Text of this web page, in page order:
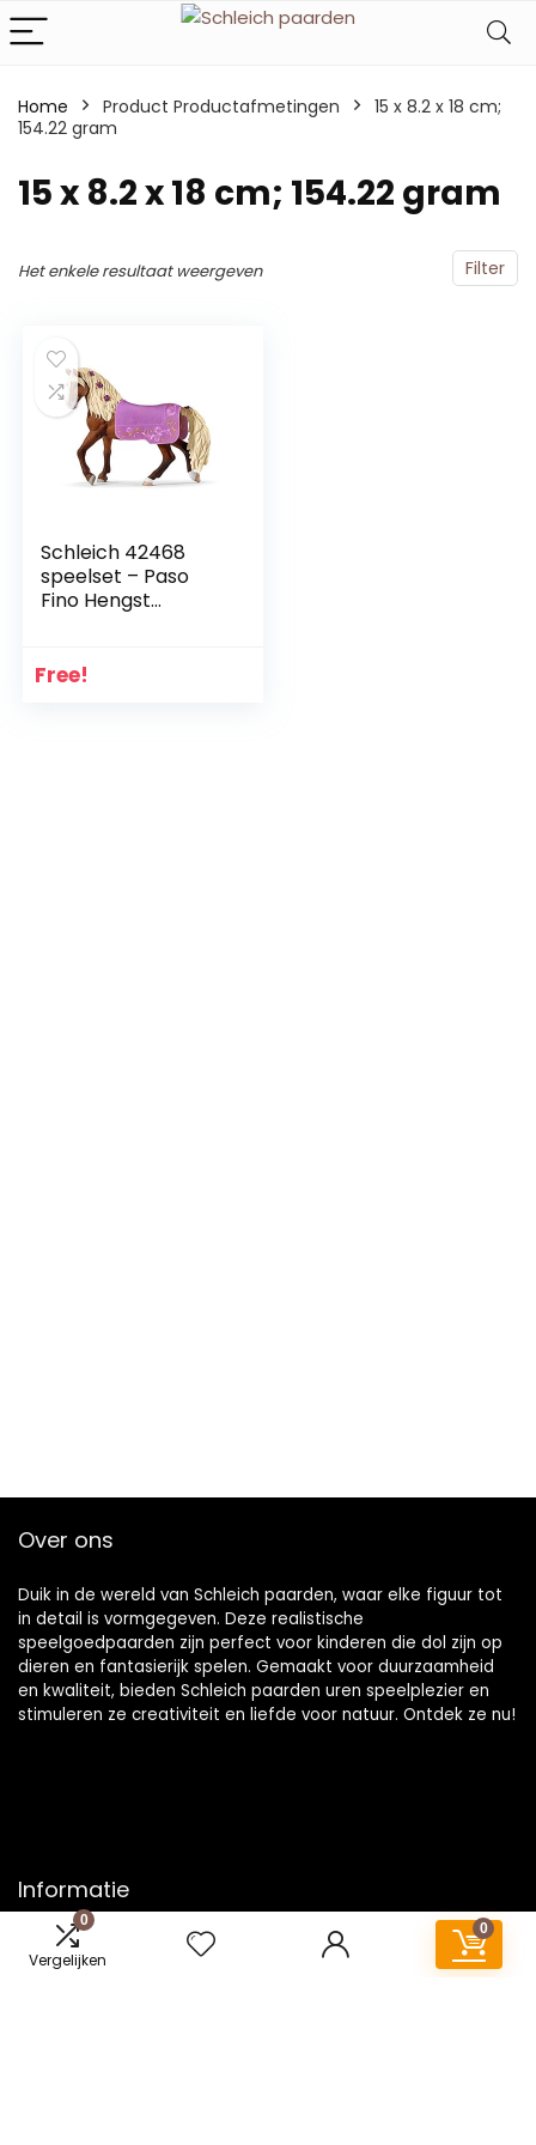
0
Vergelijken
0
Home Product Productafmetingen
‎15 x 8.2 x 18 cm;
154.22 gram
‎15 x 8.2 x 18 cm; 154.22 gram
Filter
Het enkele resultaat weergeven
Schleich 42468
speelset – Paso
Fino Hengst
Free!
Over ons
Duik in de wereld van Schleich paarden, waar elke figuur tot
in detail is vormgegeven. Deze realistische
speelgoedpaarden zijn perfect voor kinderen die dol zijn op
dieren en fantasierijk spelen. Gemaakt voor duurzaamheid
en kwaliteit, bieden Schleich paarden uren speelplezier en
stimuleren ze creativiteit en liefde voor natuur. Ontdek ze nu!
Informatie
Contact